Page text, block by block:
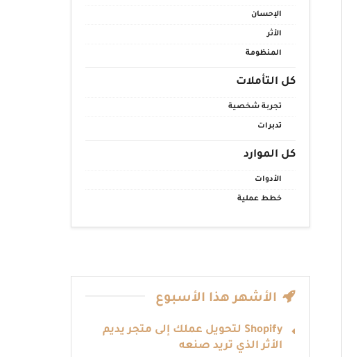
الإحسان
الأثر
المنظومة
كل التأملات
تجربة شخصية
تدبرات
كل الموارد
الأدوات
خطط عملية
الأشهر هذا الأسبوع
Shopify لتحويل عملك إلى متجر يديم
الأثر الذي تريد صنعه